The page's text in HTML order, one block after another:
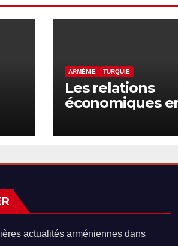
ARMÉNIE TURQUIE
Les relations
économiques
Turquie en
actualités arméniennes dans